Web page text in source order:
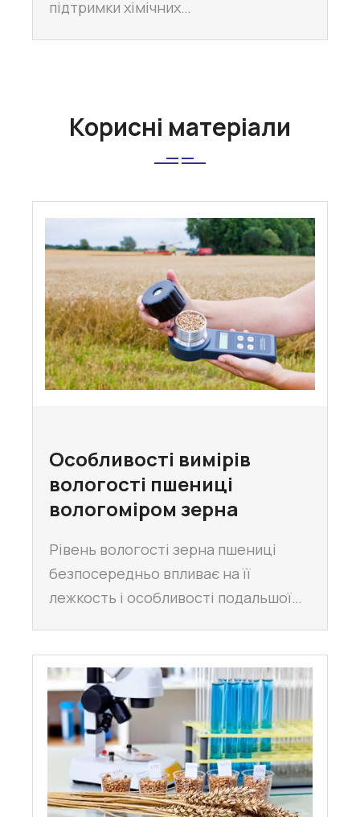
підтримки хімічних…
Корисні матеріали
Особливості вимірів
вологості пшениці
вологоміром зерна
Рівень вологості зерна пшениці
безпосередньо впливає на її
лежкость і особливості подальшої…